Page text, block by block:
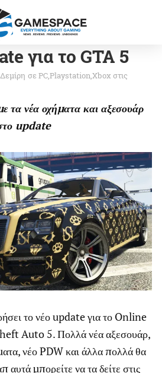
για το GTA 5
σε PCPlaystationXbox στις
τα νέα οχήματα και αξεσουάρ
update
το νέο update για το Online
Auto 5. Πολλά νέα αξεσουάρ,
νέο PDW και άλλα πολλά θα
αυτά μπορείτε να τα δείτε στις